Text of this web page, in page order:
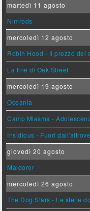
martedì 11 agosto
Nimrods
mercoledì 12 agosto
Robin Hood - Il prezzo del
La fine di Oak Street
mercoledì 19 agosto
Oceania
Camp Miasma -
Insidious - Fuori dall'altrove
giovedì 20 agosto
Maldoror
mercoledì 26 agosto
The Dog Stars - Le stelle